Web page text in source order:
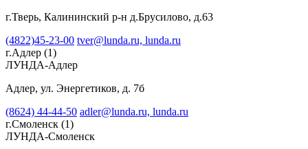
г.Тверь, Калининский р-н д.Брусилово, д.63
(4822)45-23-00 tver@lunda.ru, lunda.ru
г.Адлер (1)
ЛУНДА-Адлер
Адлер, ул. Энергетиков, д. 7б
(8624) 44-44-50 adler@lunda.ru, lunda.ru
г.Смоленск (1)
ЛУНДА-Смоленск